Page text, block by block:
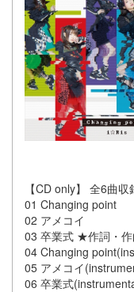
【CD only】 全6曲収
01 Changing point
02 アメコイ
03 卒業式 ★作詞・
04 Changing
05 アメコイ
06 卒業式